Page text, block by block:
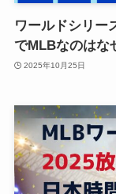
ワールドシリー
でMLBなのはな
2025年10月25日